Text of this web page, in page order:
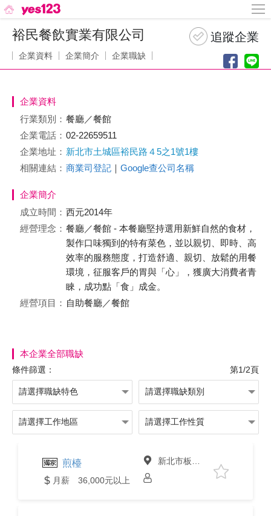
裕民餐飲實業有限公司
企業資料 企業簡介 企業職缺
企業資料
行業類別： 餐廳／餐館
企業電話： 02-22659511
企業地址： 新北市土城區裕民路４5之1號1樓
相關連結： 商業司登記 ｜ Google查公司名稱
企業簡介
成立時間： 西元2014年
經營理念： 餐廳／餐館 - 本餐廳堅持選用新鮮自然的食材，
製作口味獨到的特有菜色，並以親切、即時、高
效率的服務態度，打造舒適、親切、放鬆的用餐
環境，征服客戶的胃與「心」，獲廣大消費者青
睞，成功點「食」成金。
經營項目： 自助餐廳／餐館
本企業全部職缺
條件篩選： 第1/2頁
煎檯
月薪 36,000元以上
新北市板橋區